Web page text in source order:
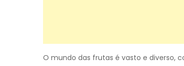
O mundo das frutas é vasto e diverso,